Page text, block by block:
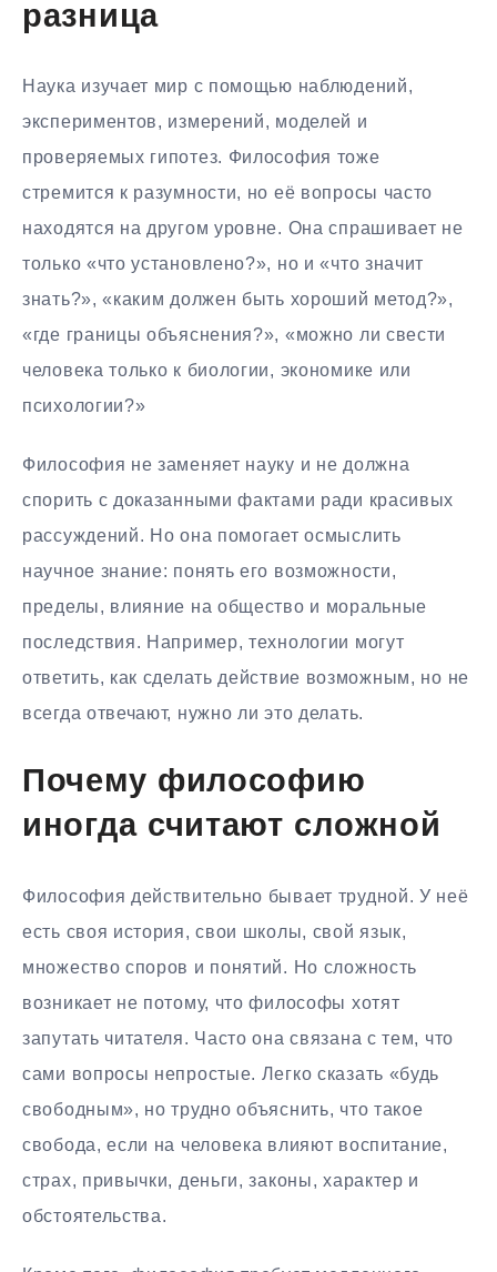
разница
Наука изучает мир с помощью наблюдений,
экспериментов, измерений, моделей и
проверяемых гипотез. Философия тоже
стремится к разумности, но её вопросы часто
находятся на другом уровне. Она спрашивает не
только «что установлено?», но и «что значит
знать?», «каким должен быть хороший метод?»,
«где границы объяснения?», «можно ли свести
человека только к биологии, экономике или
психологии?»
Философия не заменяет науку и не должна
спорить с доказанными фактами ради красивых
рассуждений. Но она помогает осмыслить
научное знание: понять его возможности,
пределы, влияние на общество и моральные
последствия. Например, технологии могут
ответить, как сделать действие возможным, но не
всегда отвечают, нужно ли это делать.
Почему философию
иногда считают сложной
Философия действительно бывает трудной. У неё
есть своя история, свои школы, свой язык,
множество споров и понятий. Но сложность
возникает не потому, что философы хотят
запутать читателя. Часто она связана с тем, что
сами вопросы непростые. Легко сказать «будь
свободным», но трудно объяснить, что такое
свобода, если на человека влияют воспитание,
страх, привычки, деньги, законы, характер и
обстоятельства.